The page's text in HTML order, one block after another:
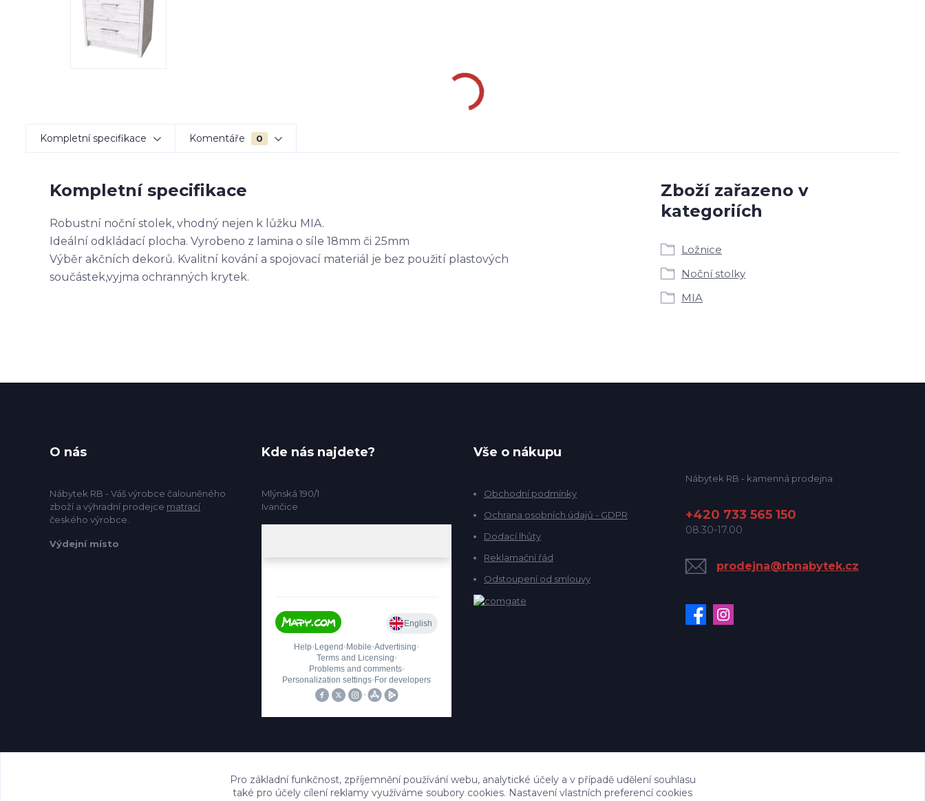
Kompletní specifikace Komentáře 0
Kompletní specifikace
Robustní noční stolek, vhodný nejen k lůžku MIA.
Ideální odkládací plocha. Vyrobeno z lamina o síle 18mm či 25mm
Výběr akčních dekorů. Kvalitní kování a spojovací materiál je bez použití plastových
součástek,vyjma ochranných krytek.
Zboží zařazeno v
kategoriích
Ložnice
Noční stolky
MIA
O nás
Nábytek RB - Váš výrobce čalouněného
zboží a výhradní prodejce matrací
českého výrobce.
Výdejní místo
Kde nás najdete?
Mlýnská 190/1
Ivančice
Vše o nákupu
Obchodní podmínky
Ochrana osobních údajů - GDPR
Dodací lhůty
Reklamační řád
Odstoupení od smlouvy
Nábytek RB - kamenná prodejna
+420 733 565 150
08.30-17.00
prodejna@rbnabytek.cz
Pro základní funkčnost, zpříjemnění používání webu, analytické účely a v případě udělení souhlasu
také pro účely cílení reklamy využíváme soubory cookies. Nastavení vlastních preferencí cookies